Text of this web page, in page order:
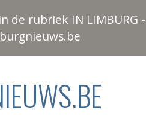
de rubriek IN